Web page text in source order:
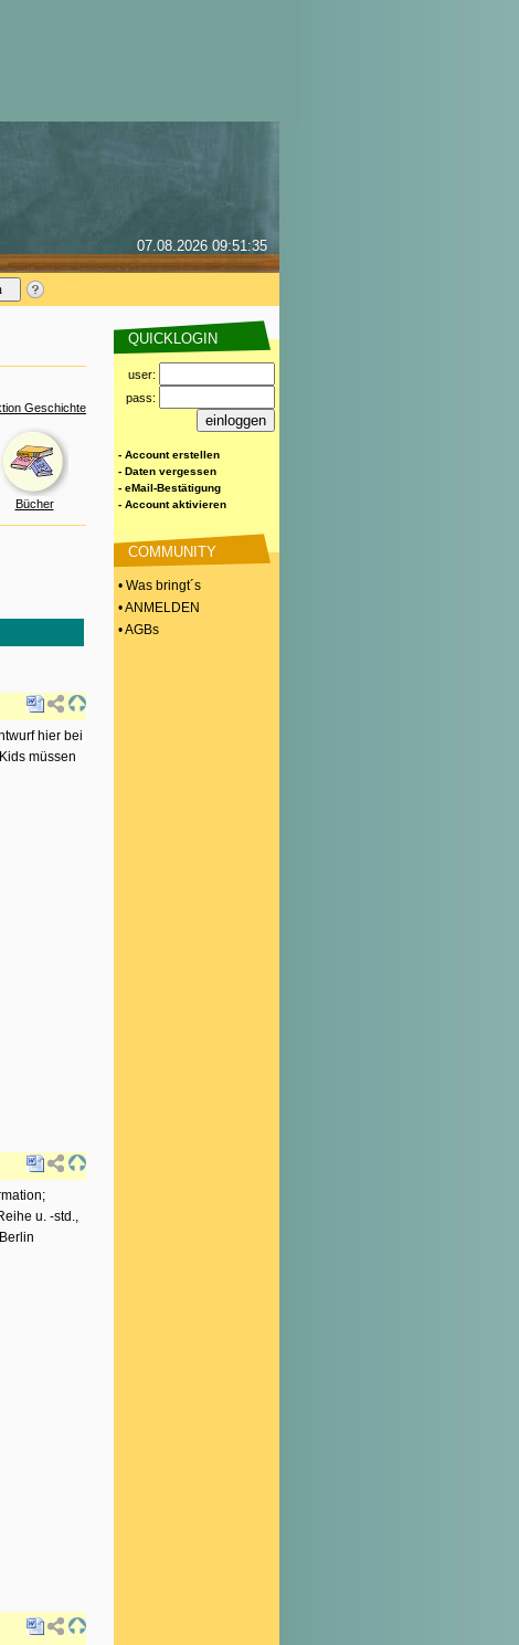
07.08.2026 09:51:35
Geschichte
Bücher
hier bei
müssen
u. -std.,
QUICKLOGIN
user:
pass:
- Account erstellen
- Daten vergessen
- eMail-Bestätigung
- Account aktivieren
COMMUNITY
• Was bringt´s
• ANMELDEN
• AGBs